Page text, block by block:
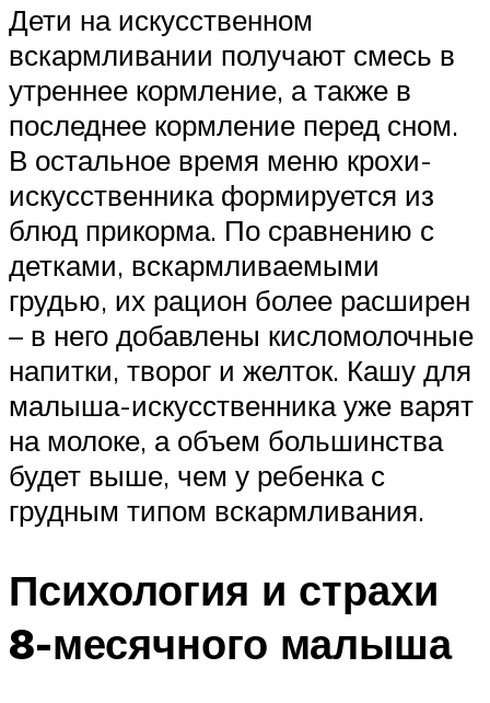
Дети на искусственном
вскармливании получают смесь в
утреннее кормление, а также в
последнее кормление перед сном.
В остальное время меню крохи-
искусственника формируется из
блюд прикорма. По сравнению с
детками, вскармливаемыми
грудью, их рацион более расширен
– в него добавлены кисломолочные
напитки, творог и желток. Кашу для
малыша-искусственника уже варят
на молоке, а объем большинства
будет выше, чем у ребенка с
грудным типом вскармливания.
Психология и страхи
8-месячного малыша